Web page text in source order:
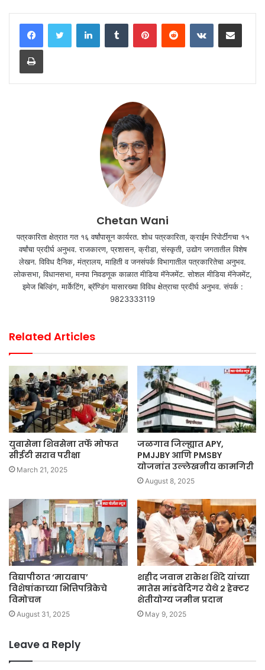
LinkedInTumblr PinterestReddit VKontakteShare via Email
Print
Chetan Wani
पत्रकारिता क्षेत्रात गत १६ वर्षांपासून कार्यरत. शोध पत्रकारिता, क्राईम रिपोर्टींगचा १५
वर्षांचा प्रदीर्घ अनुभव. राजकारण, प्रशासन, क्रीडा, संस्कृती, उद्योग जगतातील विशेष
लेखन. विविध दैनिक, मंत्रालय, माहिती व जनसंपर्क विभागातील पत्रकारितेचा अनुभव.
लोकसभा, विधानसभा, मनपा निवडणूक काळात मीडिया मॅनेजमेंट. सोशल मीडिया मॅनेजमेंट,
इमेज बिल्डिंग, मार्केटिंग, ब्रॅण्डिंग यासारख्या विविध क्षेत्राचा प्रदीर्घ अनुभव. संपर्क :
9823333119
Related Articles
युवासेना शिवसेना तर्फे मोफत
सीईटी सराव परीक्षा
March 21, 2025
जळगाव जिल्ह्यात APY,
PMJJBY आणि PMSBY
योजनांत उल्लेखनीय कामगिरी
August 8, 2025
विद्यापीठात ‘मायबाप’
विशेषांकाच्या भित्तिपत्रिकेचे
विमोचन
August 31, 2025
शहीद जवान राकेश शिंदे यांच्या
मातेस मांडवेदिगर येथे २ हेक्टर
शेतीयोग्य जमीन प्रदान
May 9, 2025
Leave a Reply